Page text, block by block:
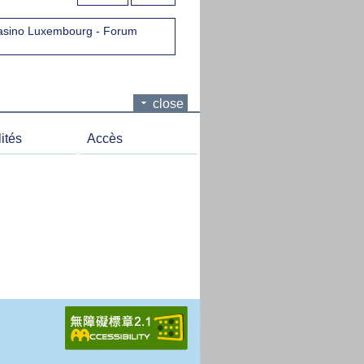
Luxembourg - Forum
close
Accès